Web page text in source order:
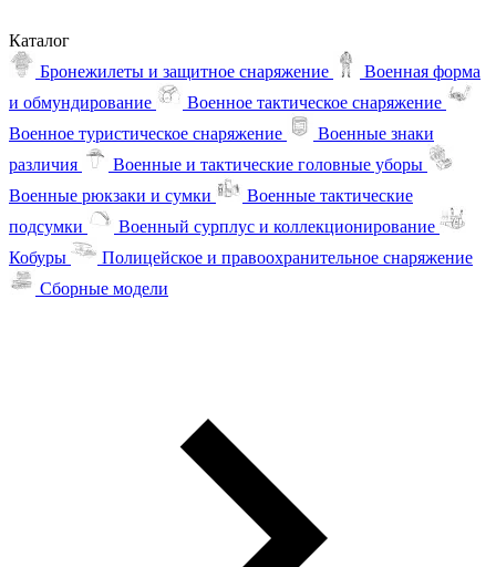
Каталог
Бронежилеты и защитное снаряжение
Военная форма
и обмундирование
Военное тактическое снаряжение
Военное туристическое снаряжение
Военные знаки
различия
Военные и тактические головные уборы
Военные рюкзаки и сумки
Военные тактические
подсумки
Военный сурплус и коллекционирование
Кобуры
Полицейское и правоохранительное снаряжение
Сборные модели